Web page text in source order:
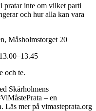
pratar inte om vilket parti
och hur alla kan vara
Måsholmstorget 20
och te.
Skärholmens
– en
Läs mer på vimasteprata.org